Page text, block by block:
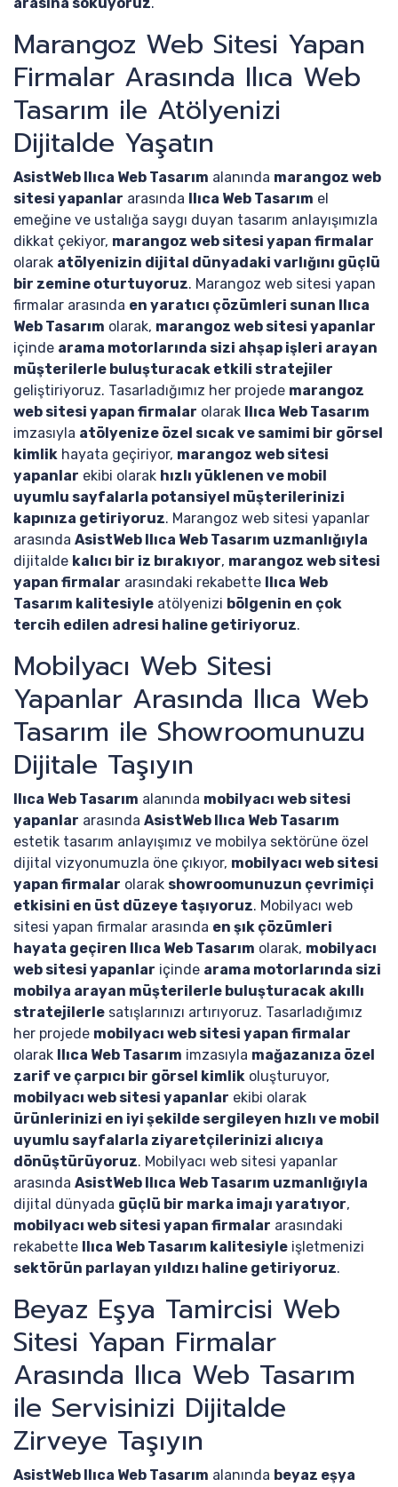
Marangoz Web Sitesi Yapan
Firmalar Arasında Ilıca Web
Tasarım ile Atölyenizi
Dijitalde Yaşatın
AsistWeb Ilıca Web Tasarım alanında marangoz web
sitesi yapanlar arasında Ilıca Web Tasarım el
emeğine ve ustalığa saygı duyan tasarım anlayışımızla
dikkat çekiyor, marangoz web sitesi yapan firmalar
olarak atölyenizin dijital dünyadaki varlığını güçlü
bir zemine oturtuyoruz. Marangoz web sitesi yapan
firmalar arasında en yaratıcı çözümleri sunan Ilıca
Web Tasarım olarak, marangoz web sitesi yapanlar
içinde arama motorlarında sizi ahşap işleri arayan
müşterilerle buluşturacak etkili stratejiler
geliştiriyoruz. Tasarladığımız her projede marangoz
web sitesi yapan firmalar olarak Ilıca Web Tasarım
imzasıyla atölyenize özel sıcak ve samimi bir görsel
kimlik hayata geçiriyor, marangoz web sitesi
yapanlar ekibi olarak hızlı yüklenen ve mobil
uyumlu sayfalarla potansiyel müşterilerinizi
kapınıza getiriyoruz. Marangoz web sitesi yapanlar
arasında AsistWeb Ilıca Web Tasarım uzmanlığıyla
dijitalde kalıcı bir iz bırakıyor, marangoz web sitesi
yapan firmalar arasındaki rekabette Ilıca Web
Tasarım kalitesiyle atölyenizi bölgenin en çok
tercih edilen adresi haline getiriyoruz.
Mobilyacı Web Sitesi
Yapanlar Arasında Ilıca Web
Tasarım ile Showroomunuzu
Dijitale Taşıyın
Ilıca Web Tasarım alanında mobilyacı web sitesi
yapanlar arasında AsistWeb Ilıca Web Tasarım
estetik tasarım anlayışımız ve mobilya sektörüne özel
dijital vizyonumuzla öne çıkıyor, mobilyacı web sitesi
yapan firmalar olarak showroomunuzun çevrimiçi
etkisini en üst düzeye taşıyoruz. Mobilyacı web
sitesi yapan firmalar arasında en şık çözümleri
hayata geçiren Ilıca Web Tasarım olarak, mobilyacı
web sitesi yapanlar içinde arama motorlarında sizi
mobilya arayan müşterilerle buluşturacak akıllı
stratejilerle satışlarınızı artırıyoruz. Tasarladığımız
her projede mobilyacı web sitesi yapan firmalar
olarak Ilıca Web Tasarım imzasıyla mağazanıza özel
zarif ve çarpıcı bir görsel kimlik oluşturuyor,
mobilyacı web sitesi yapanlar ekibi olarak
ürünlerinizi en iyi şekilde sergileyen hızlı ve mobil
uyumlu sayfalarla ziyaretçilerinizi alıcıya
dönüştürüyoruz. Mobilyacı web sitesi yapanlar
arasında AsistWeb Ilıca Web Tasarım uzmanlığıyla
dijital dünyada güçlü bir marka imajı yaratıyor,
mobilyacı web sitesi yapan firmalar arasındaki
rekabette Ilıca Web Tasarım kalitesiyle işletmenizi
sektörün parlayan yıldızı haline getiriyoruz.
Beyaz Eşya Tamircisi Web
Sitesi Yapan Firmalar
Arasında Ilıca Web Tasarım
ile Servisinizi Dijitalde
Zirveye Taşıyın
AsistWeb Ilıca Web Tasarım alanında beyaz eşya